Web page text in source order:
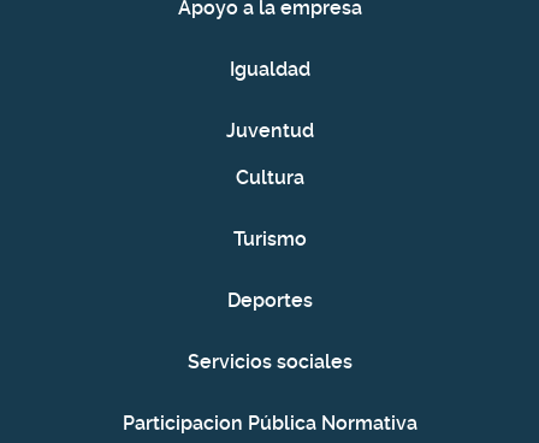
Apoyo a la empresa
Igualdad
Juventud
Cultura
Turismo
Deportes
Servicios sociales
Participacion Pública Normativa